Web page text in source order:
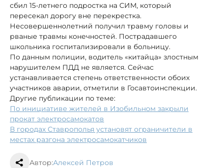
сбил 15-летнего подростка на СИМ, который
пересекал дорогу вне перекрестка.
Несовершеннолетний получил травму головы и
рваные травмы конечностей. Пострадавшего
школьника госпитализировали в больницу.
По данным полиции, водитель «китайца» злостным
нарушителем ПДД не является. Сейчас
устанавливается степень ответственности обоих
участников аварии, отметили в Госавтоинспекции.
Другие публикации по теме:
По инициативе жителей в Изобильном закрыли
прокат электросамокатов
В городах Ставрополья установят ограничители в
местах разгона электросамокатчиков
Автор:Алексей Петров